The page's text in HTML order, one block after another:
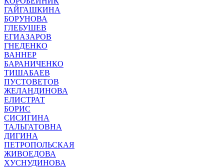
ГАЙГАШКИНА
БОРУНОВА
ГЛЕБУШЕВ
ЕГИАЗАРОВ
ГНЕДЕНКО
ВАННЕР
БАРАНИЧЕНКО
ТИШАБАЕВ
ПУСТОВЕТОВ
ЖЕЛАНДИНОВА
ЕЛИСТРАТ
БОРИС
СИСИГИНА
ТАЛЬГАТОВНА
ДИГИНА
ПЕТРОПОЛЬСКАЯ
ЖИВОЕДОВА
ХУСНУДИНОВА